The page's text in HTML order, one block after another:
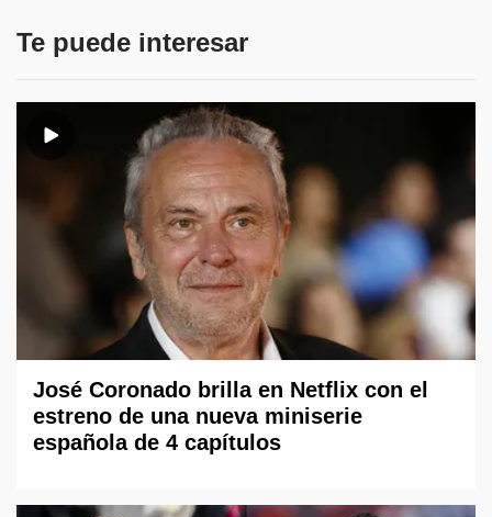
Te puede interesar
José Coronado brilla en Netflix con el
estreno de una nueva miniserie
española de 4 capítulos